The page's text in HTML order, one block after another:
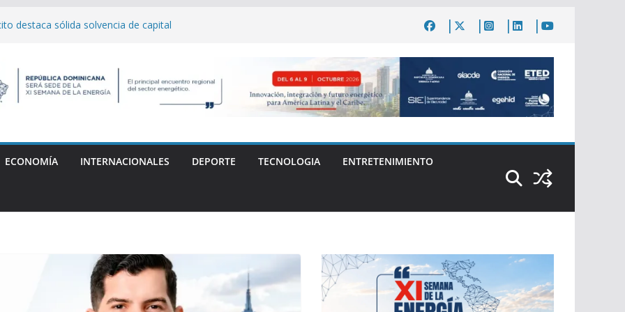
Fiera Típica
"Yankee" Cabrera denuncia
tras la muerte de su madre
del Distrito de Innovación de Santiago
ECONOMÍA INTERNACIONALES DEPORTE TECNOLOGIA ENTRETENIMIENTO